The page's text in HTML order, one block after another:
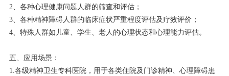
2、各种心理健康问题人群的筛查和评估；
3、各种精神障碍人群的临床症状严重程度评估及疗效评价；
4、特殊人群如儿童、学生、老人的心理状态和心理能力评估。
五、应用场景：
1.各级精神卫生专科医院，用于各类住院及门诊精神、心理障碍患